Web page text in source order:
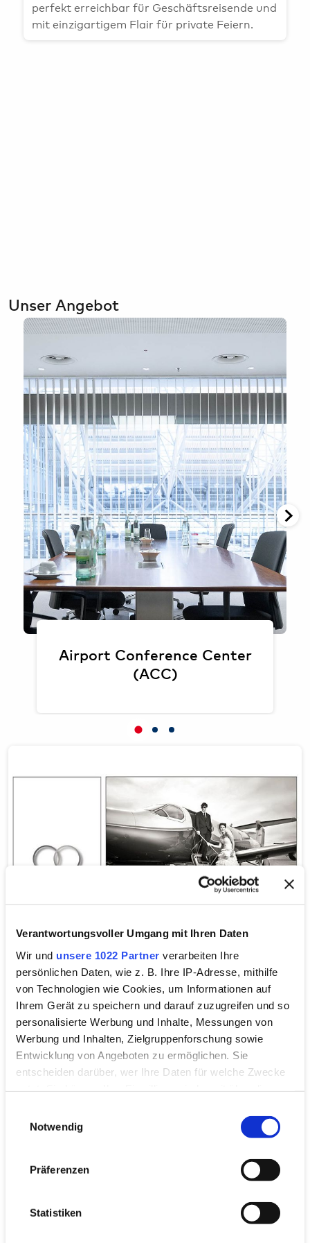
Verantwortungsvoller Umgang mit Ihren Daten
Wir und unsere 1022 Partner verarbeiten Ihre
persönlichen Daten, wie z. B. Ihre IP-Adresse, mithilfe
von Technologien wie Cookies, um Informationen auf
Ihrem Gerät zu speichern und darauf zuzugreifen und so
personalisierte Werbung und Inhalte, Messungen von
Werbung und Inhalten, Zielgruppenforschung sowie
Entwicklung von Angeboten zu ermöglichen. Sie
entscheiden darüber, wer Ihre Daten für welche Zwecke
Trigger Symbol ändern oder widerrufen
Informationen über Ihre geografische Lage
können
Notwendig
Präferenzen
Statistiken
Airport-Lounges
Hamburg & Umland erleben
perfekt erreichbar für Geschäftsreisende und
mit einzigartigem Flair für private Feiern.
Unser Angebot
Airport Conference Center
(ACC)
Heiraten am Flughafen
Spektakuläre Trauung
Von der Feier direkt in die Flitterwochen abheben!
WEITERLESEN